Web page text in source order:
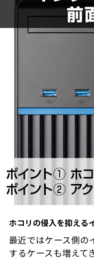
ホコリの侵入を抑える
最近ではケース側の
するケースも増えて